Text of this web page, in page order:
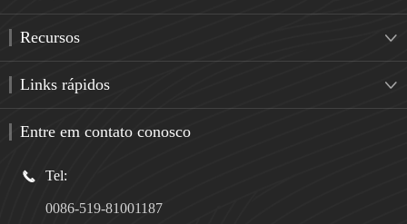
Recursos 
Links rápidos 
Entre em contato conosco
 Tel:
0086-519-81001187